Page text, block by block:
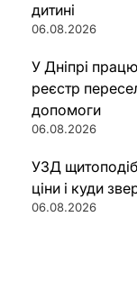
дитині
06.08.2026
У Дніпрі
реєстр
допомоги
06.08.2026
УЗД
ціни і куди
06.08.2026